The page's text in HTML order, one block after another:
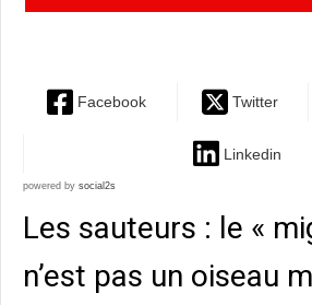
Facebook Twitter
Linkedin
powered by social2s
Les sauteurs : le «
n’est pas un oiseau